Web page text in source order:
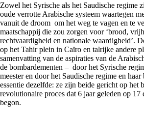
Zowel het Syrische als het Saudische regime
oude verrotte Arabische systeem waartegen
vanuit de droom om het weg te vagen en te
maatschappij die zou zorgen voor ‘brood,
rechtvaardigheid en nationale waardigheid’.
op het Tahir plein in Caïro en talrijke andere
samenvatting van de aspiraties van de
de bombardementen – door het Syrische
meester en door het Saudische regime en
essentie dezelfde: ze zijn beide gericht op het
revolutionaire proces dat 6 jaar geleden op 17
begon.